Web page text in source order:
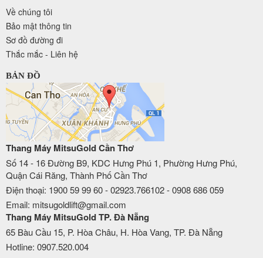
Về chúng tôi
Bảo mật thông tin
Sơ đồ đường đi
Thắc mắc - Liên hệ
BẢN ĐỒ
Thang Máy MitsuGold Cần Thơ
Số 14 - 16 Đường B9, KDC Hưng Phú 1, Phường Hưng Phú,
Quận Cái Răng, Thành Phố Cần Thơ
Điện thoại: 1900 59 99 60 - 02923.766102 - 0908 686 059
Email: mitsugoldlift@gmail.com
Thang Máy MitsuGold TP. Đà Nẵng
65 Bàu Cầu 15, P. Hòa Châu, H. Hòa Vang, TP. Đà Nẵng
Hotline: 0907.520.004